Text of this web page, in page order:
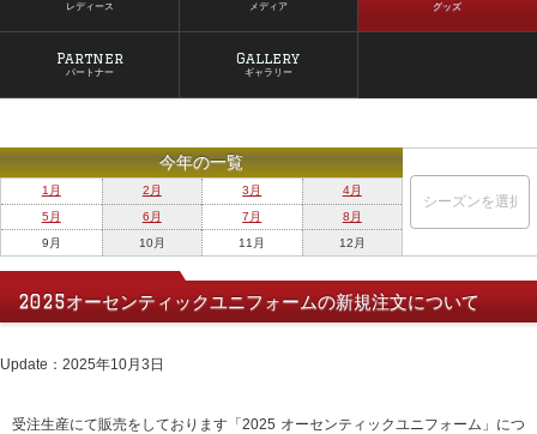
レディース メディア グッズ
Partner
パートナー
Gallery
ギャラリー
今年の一覧
1月 2月 3月
4月
5月
6月 7月
8月
9月
10月 11月 12月
2025オーセンティックユニフォームの新規注文について
Update：2025年10月3日
受注生産にて販売をしております「2025 オーセンティックユニフォーム」につ